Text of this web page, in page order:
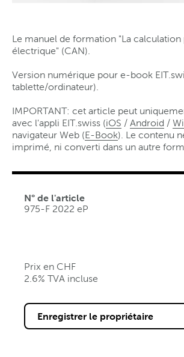
Le manuel de formation "La calculation
électrique" (CAN).
Version numérique pour e-book
tablette/ordinateur).
IMPORTANT: cet article peut
avec l'appli EIT.swiss (iOS / Android /
navigateur Web (E-Book). Le contenu
imprimé, ni converti dans un autre
N° de l'article
975-F 2022 eP
Prix en CHF
2.6% TVA incluse
Enregistrer le propriétaire